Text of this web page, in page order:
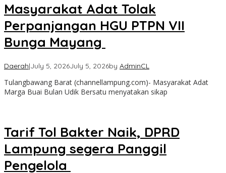
‎Masyarakat Adat Tolak
Perpanjangan HGU PTPN VII
Bunga Mayang ‎
Daerah|July 5, 2026July 5, 2026by AdminCL
Tulangbawang Barat (channellampung.com)- Masyarakat Adat
Marga Buai Bulan Udik Bersatu menyatakan sikap
Tarif Tol Bakter Naik, DPRD
Lampung segera Panggil
Pengelola